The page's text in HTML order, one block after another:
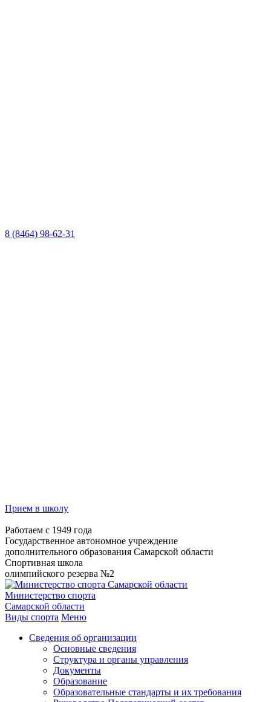
8 (8464) 98-62-31
Прием в школу
Работаем с 1949 года
Государственное автономное учреждение
дополнительного образования Самарской области
Спортивная школа
олимпийского резерва №2
Министерство спорта
Самарской области
Виды спорта Меню
Сведения об организации
Основные сведения
Структура и органы управления
Документы
Образование
Образовательные стандарты и их требования